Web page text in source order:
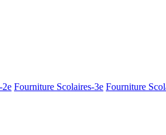
2e Fourniture Scolaires-3e Fourniture